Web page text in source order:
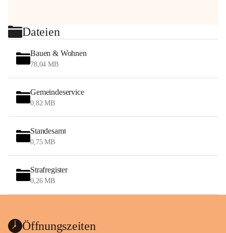
Dateien
Bauen & Wohnen
78,04 MB
Gemeindeservice
0,82 MB
Standesamt
0,75 MB
Strafregister
0,26 MB
Öffnungszeiten